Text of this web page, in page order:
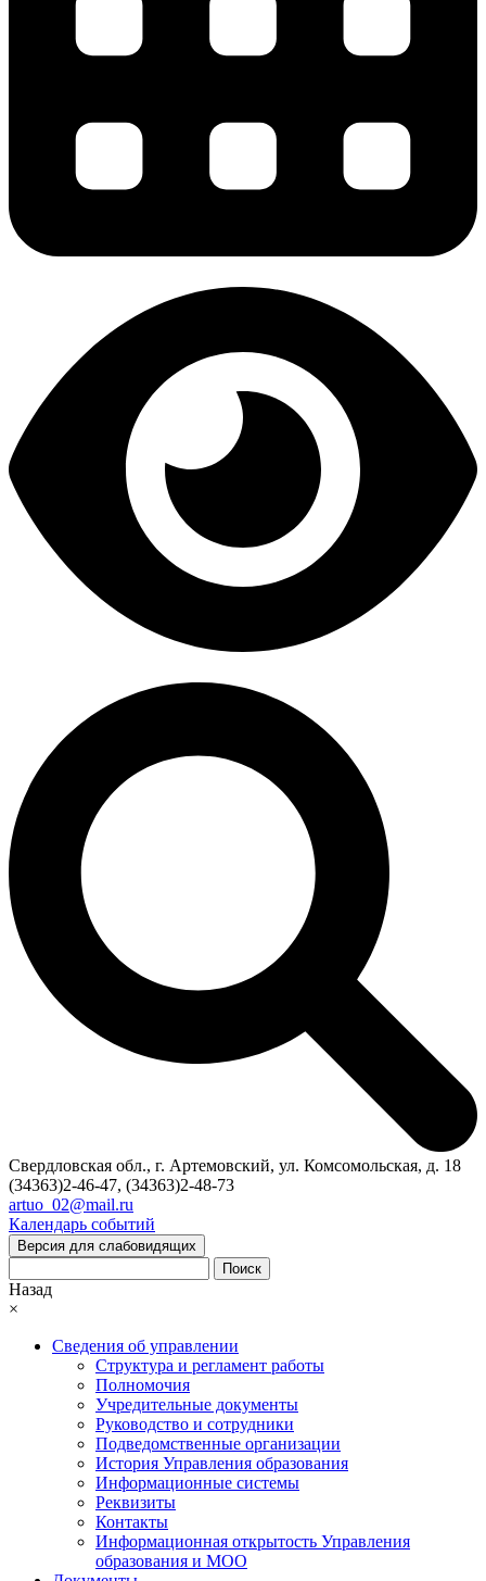
Свердловская обл., г. Артемовский, ул. Комсомольская, д. 18
(34363)2-46-47, (34363)2-48-73
artuo_02@mail.ru
Календарь событий
Версия для слабовидящих
Поиск
Назад
×
Сведения об управлении
Структура и регламент работы
Полномочия
Учредительные документы
Руководство и сотрудники
Подведомственные организации
История Управления образования
Информационные системы
Реквизиты
Контакты
Информационная открытость Управления
образования и МОО